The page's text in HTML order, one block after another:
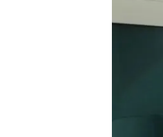
電子レン
置けない